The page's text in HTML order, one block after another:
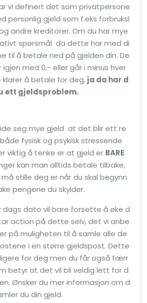
vi definert det som privatpersone
personlig gjeld som f.eks forbruksl
andre kreditorer. Om du har mye
spørsmål da dette har med di
til å betale ned på gjelden din. De
med 0,- eller går i minus hver
klarer å betale for deg,ja da har d
ett gjeldsproblem.
seg mye gjeld at det blir ett re
fysisk og psykisk stressende
viktig å tenke er at gjeld er BARE
kan man alltids betale tilbake,
stille deg er når du skal begynn
pengene du skylder.
dags dato vil bare forsette å øke d
action på dette selv, det vi anbe
på muligheten til å samle alle de
i en større gjeldspost. Dette
for deg men du får også færr
betyr at det vil bli veldig lett for d
Ønsker du mer informasjon om d
du din gjeld.